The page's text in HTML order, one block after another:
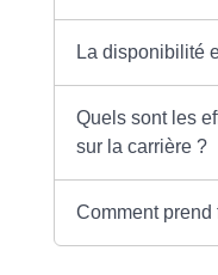
La disponibilité
Quels sont les
sur la carrière ?
Comment